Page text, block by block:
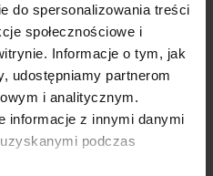
do spersonalizowania treści
społecznościowe i
Informacje o tym, jak
udostępniamy partnerom
i analitycznym.
informacje z innymi danymi
podczas
Joline
Biała Koszula
kołnierzykiem i